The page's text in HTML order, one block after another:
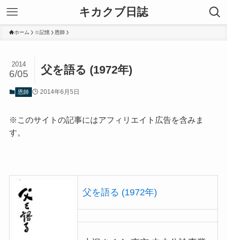
キカクブ日誌
ホーム ☆記憶 恩師
父を語る (1972年)
2014
6/05
恩師 2014年6月5日
※このサイトの記事にはアフィリエイト広告を含みま
す。
父を語る (1972年)